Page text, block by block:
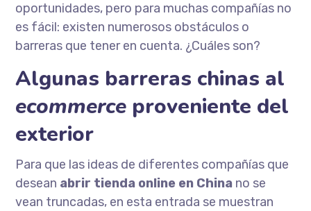
oportunidades, pero para muchas compañías no
es fácil: existen numerosos obstáculos o
barreras que tener en cuenta. ¿Cuáles son?
Algunas barreras chinas al
ecommerce proveniente del
exterior
Para que las ideas de diferentes compañías que
desean abrir tienda online en China no se
vean truncadas, en esta entrada se muestran